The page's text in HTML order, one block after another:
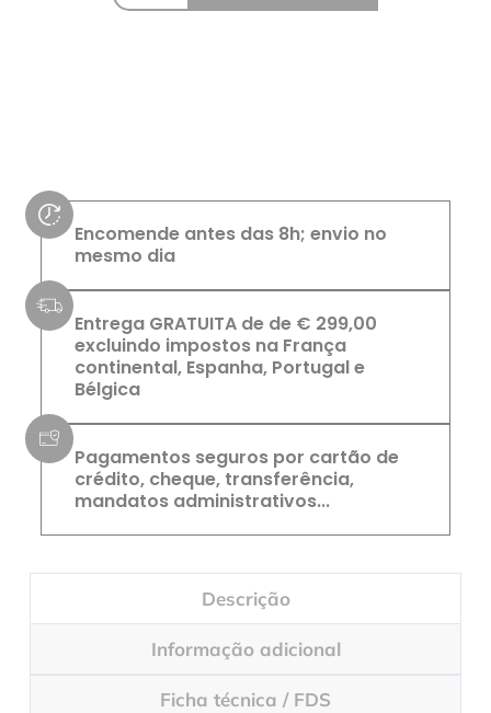
Encomende antes das 8h; envio no
mesmo dia
Entrega GRATUITA de de € 299,00
excluindo impostos na França
continental, Espanha, Portugal e
Bélgica
Pagamentos seguros por cartão de
crédito, cheque, transferência,
mandatos administrativos...
Descrição
Informação adicional
Ficha técnica / FDS